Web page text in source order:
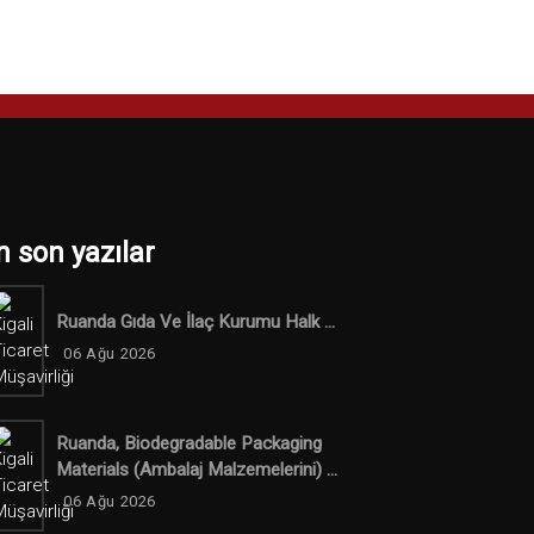
son yazılar
Ruanda Gıda Ve İlaç Kurumu Halk ...
06 Ağu 2026
Ruanda, Biodegradable Packaging
Materials (ambalaj Malzemelerini) ...
06 Ağu 2026